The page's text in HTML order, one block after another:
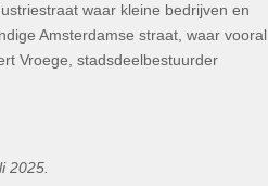
waar kleine bedrijven en
Amsterdamse straat, waar vooral
Vroege, stadsdeelbestuurder
2025.